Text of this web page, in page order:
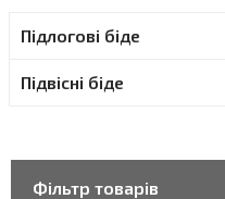
Підлогові біде
Підвісні біде
Фільтр товарів